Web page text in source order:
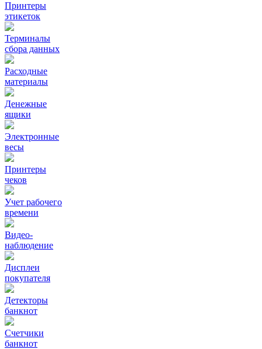
Принтеры
этикеток
Терминалы
сбора данных
Расходные
материалы
Денежные
ящики
Электронные
весы
Принтеры
чеков
Учет рабочего
времени
Видео‑
наблюдение
Дисплеи
покупателя
Детекторы
банкнот
Счетчики
банкнот